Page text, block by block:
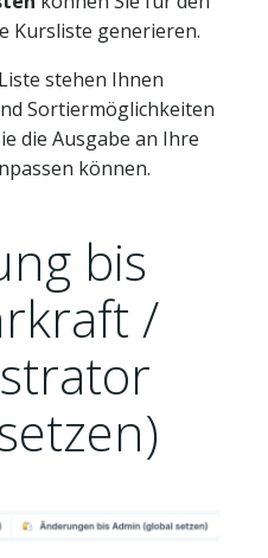
Kursliste generieren.
stehen Ihnen
Sortiermöglichkeiten
die Ausgabe an Ihre
können.
bis
/